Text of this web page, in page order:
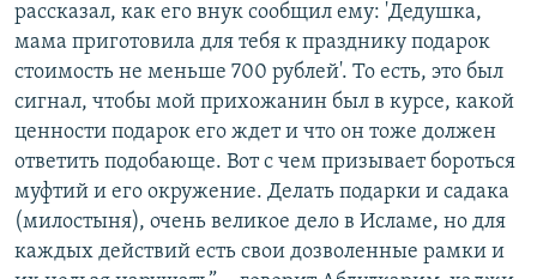
рассказал, как его внук сообщил ему: 'Дедушка,
мама приготовила для тебя к празднику подарок
стоимость не меньше 700 рублей'. То есть, это был
сигнал, чтобы мой прихожанин был в курсе, какой
ценности подарок его ждет и что он тоже должен
ответить подобающе. Вот с чем призывает бороться
муфтий и его окружение. Делать подарки и садака
(милостыня), очень великое дело в Исламе, но для
каждых действий есть свои дозволенные рамки и